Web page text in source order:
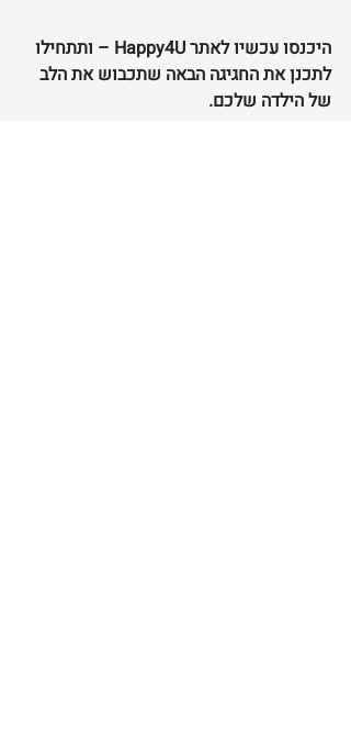
היכנסו עכשיו לאתר Happy4U – ותתחילו
לתכנן את החגיגה הבאה שתכבוש את הלב
של הילדה שלכם.